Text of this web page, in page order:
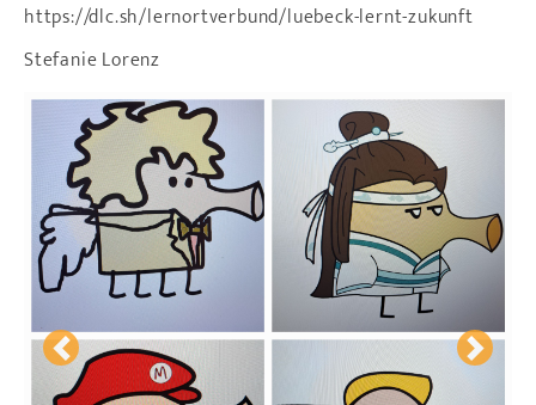
https://dlc.sh/lernortverbund/luebeck-lernt-zukunft
Stefanie Lorenz
Previous Next